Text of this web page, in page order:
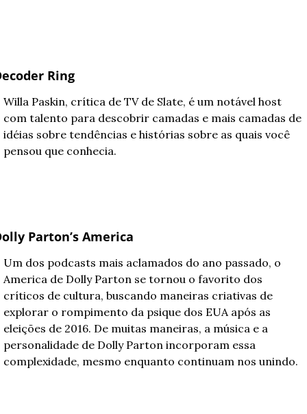
Ring
Willa Paskin, crítica de TV de Slate, é um notável host
com talento para descobrir camadas e mais camadas de
idéias sobre tendências e histórias sobre as quais você
pensou que conhecia.
Parton’s America
Um dos podcasts mais aclamados do ano passado, o
America de Dolly Parton se tornou o favorito dos
críticos de cultura, buscando maneiras criativas de
explorar o rompimento da psique dos EUA após as
eleições de 2016. De muitas maneiras, a música e a
personalidade de Dolly Parton incorporam essa
complexidade, mesmo enquanto continuam nos unindo.